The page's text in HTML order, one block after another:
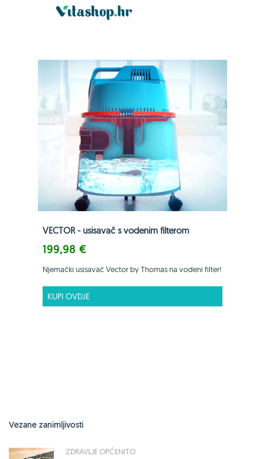
VECTOR - usisavač s vodenim filterom
199,98 €
Njemački usisavač Vector by Thomas na vodeni filter!
KUPI OVDJE
Vezane zanimljivosti
ZDRAVLJE OPĆENITO